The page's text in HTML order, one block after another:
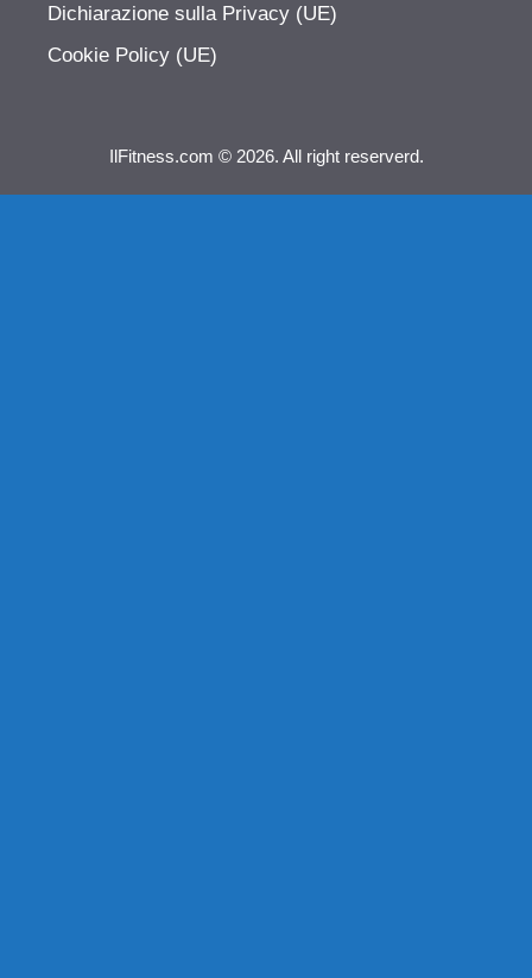
Dichiarazione sulla Privacy (UE)
Cookie Policy (UE)
IlFitness.com © 2026. All right reserverd.